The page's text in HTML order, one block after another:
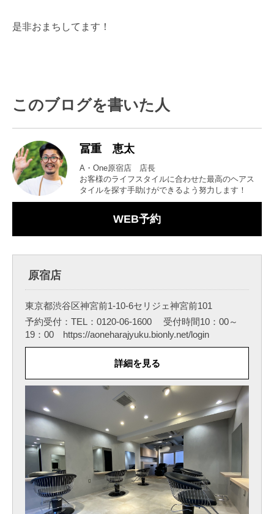
是非おまちしてます！
このブログを書いた人
冨重 恵太
A・One原宿店 店長
お客様のライフスタイルに合わせた最高のヘアス
タイルを探す手助けができるよう努力します！
WEB予約
原宿店
東京都渋谷区神宮前1-10-6セリジェ神宮前101
予約受付：TEL：0120-06-1600 受付時間10：00～
19：00 https://aoneharajyuku.bionly.net/login
詳細を見る